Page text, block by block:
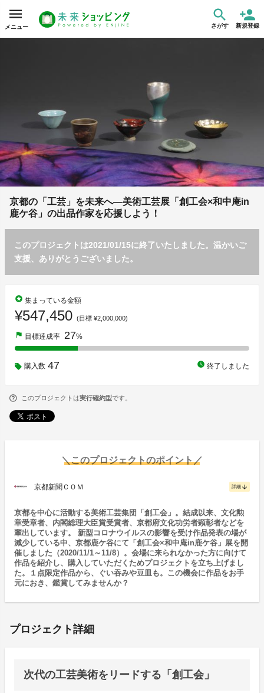
メニュー さがす 新規登録
京都の「工芸」を未来へ―美術工芸展「創工会×和中庵in
鹿ケ谷」の出品作家を応援しよう！
このプロジェクトは2021/01/15に終了いたしました。温かいご
支援、ありがとうございました。
stars 集まっている金額
¥547,450 (目標 ¥2,000,000)
flag 目標達成率 27%
購入数 47 watch_later 終了しました
このプロジェクトは実行確約型です。
＼このプロジェクトのポイント／
京都新聞ＣＯＭ 詳細 arrow_downward
京都を中心に活動する美術工芸集団「創工会」。結成以来、文化勲
章受章者、内閣総理大臣賞受賞者、京都府文化功労者顕彰者などを
輩出しています。 新型コロナウイルスの影響を受け作品発表の場が
減少している中、京都鹿ケ谷にて「創工会×和中庵in鹿ケ谷」展を開
催しました（2020/11/1～11/8）。会場に来られなかった方に向けて
作品を紹介し、購入していただくためプロジェクトを立ち上げまし
た。１点限定作品から、ぐい吞みや豆皿も。この機会に作品をお手
元におき、鑑賞してみませんか？
プロジェクト詳細
次代の工芸美術をリードする「創工会」